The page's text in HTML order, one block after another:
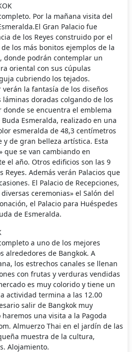
Por la mañana visita del
Gran Palacio fue
de los Reyes construido por el
los más bonitos ejemplos de la
donde podrán contemplar un
oriental con sus cúpulas
cubriendo los tejados.
la fantasía de los diseños
doradas colgando de los
donde se encuentra el emblema
Esmeralda, realizado en una
esmeralda de 48,3 centímetros
de gran belleza artística. Esta
que se van cambiando en
el año. Otros edificios son las 9
Además verán Palacios que
El Palacio de Recepciones,
ceremonias» el Salón del
el Palacio para Huéspedes
de Esmeralda.
a uno de los mejores
alrededores de Bangkok. A
los estrechos canales se llenan
con frutas y verduras vendidas
es muy colorido y tiene un
actividad termina a las 12.00
salir de Bangkok muy
una visita a la Pagoda
Almuerzo Thai en el jardín de las
muestra de la cultura,
Alojamiento.